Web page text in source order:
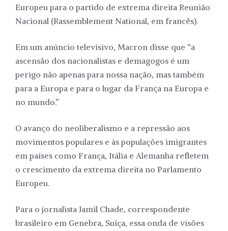
Europeu para o partido de extrema direita Reunião
Nacional (Rassemblement National, em francês).
Em um anúncio televisivo, Macron disse que “a
ascensão dos nacionalistas e demagogos é um
perigo não apenas para nossa nação, mas também
para a Europa e para o lugar da França na Europa e
no mundo.”
O avanço do neoliberalismo e a repressão aos
movimentos populares e às populações imigrantes
em países como França, Itália e Alemanha refletem
o crescimento da extrema direita no Parlamento
Europeu.
Para o jornalista Jamil Chade, correspondente
brasileiro em Genebra, Suíça, essa onda de visões